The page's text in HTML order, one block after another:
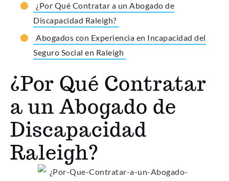
¿Por Qué Contratar a un Abogado de
Discapacidad Raleigh?
Abogados con Experiencia en Incapacidad del
Seguro Social en Raleigh
¿Por Qué Contratar
a un Abogado de
Discapacidad
Raleigh?